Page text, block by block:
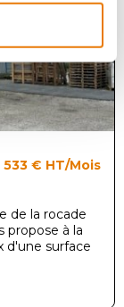
533 € HT/Mois
de la rocade
propose à la
d'une surface